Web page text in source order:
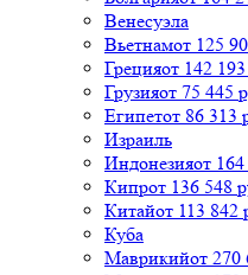
Венесуэла
Вьетнамот 125
Грецияот 142
Грузияот 75 445
Египетот 86 313
Израиль
Индонезияот
Кипрот 136 548
Китайот 113 842
Куба
Маврикийот 270